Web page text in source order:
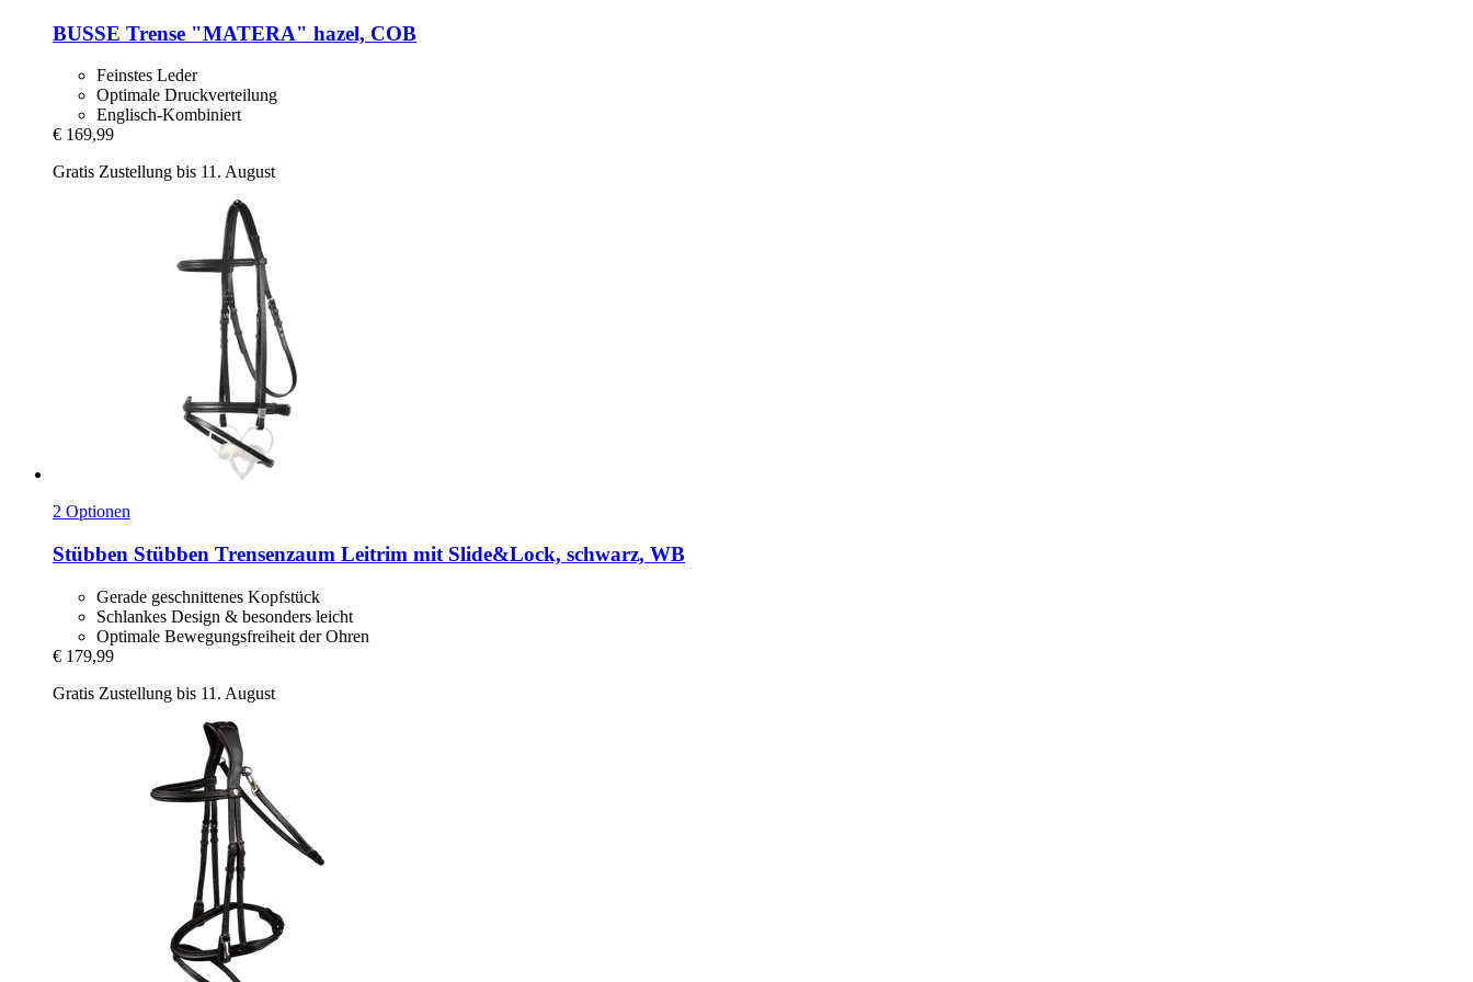
BUSSE Trense "MATERA" hazel, COB
Feinstes Leder
Optimale Druckverteilung
Englisch-Kombiniert
€ 169,99
Gratis Zustellung bis 11. August
2 Optionen
Stübben Stübben Trensenzaum Leitrim mit Slide&Lock, schwarz, WB
Gerade geschnittenes Kopfstück
Schlankes Design & besonders leicht
Optimale Bewegungsfreiheit der Ohren
€ 179,99
Gratis Zustellung bis 11. August